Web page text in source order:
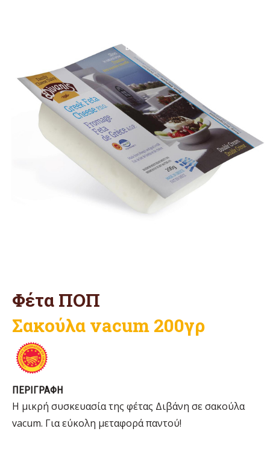
Φέτα ΠΟΠ
Σακούλα vacum 200γρ
ΠΕΡΙΓΡΑΦΗ
Η μικρή συσκευασία της φέτας Διβάνη σε σακούλα
vacum. Για εύκολη μεταφορά παντού!
BLOG